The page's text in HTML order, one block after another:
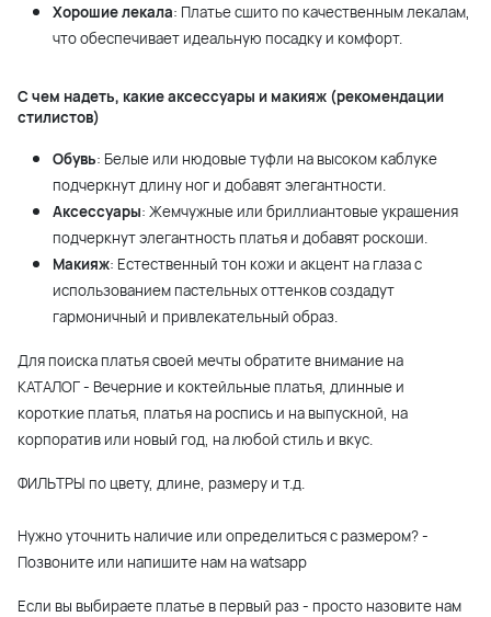
Хорошие лекала: Платье сшито по качественным лекалам,
что обеспечивает идеальную посадку и комфорт.
С чем надеть, какие аксессуары и макияж (рекомендации
стилистов)
Обувь: Белые или нюдовые туфли на высоком каблуке
подчеркнут длину ног и добавят элегантности.
Аксессуары: Жемчужные или бриллиантовые украшения
подчеркнут элегантность платья и добавят роскоши.
Макияж: Естественный тон кожи и акцент на глаза с
использованием пастельных оттенков создадут
гармоничный и привлекательный образ.
Для поиска платья своей мечты обратите внимание на
КАТАЛОГ - Вечерние и коктейльные платья, длинные и
короткие платья, платья на роспись и на выпускной, на
корпоратив или новый год, на любой стиль и вкус.
ФИЛЬТРЫ по цвету, длине, размеру и т.д.
Нужно уточнить наличие или определиться с размером? -
Позвоните или напишите нам на watsapp
Если вы выбираете платье в первый раз - просто назовите нам